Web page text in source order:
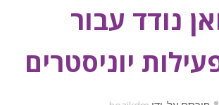
נודד עבור
יוניסטרים